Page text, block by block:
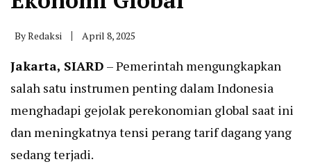
ByRedaksi April 8, 2025
Jakarta, SIARD – Pemerintah mengungkapkan
salah satu instrumen penting dalam Indonesia
menghadapi gejolak perekonomian global saat ini
dan meningkatnya tensi perang tarif dagang yang
sedang terjadi.